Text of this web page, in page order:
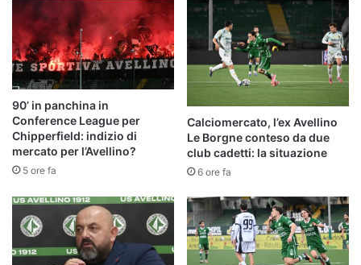
90’ in panchina in
Conference League per
Chipperfield: indizio di
mercato per l’Avellino?
5 ore fa
Calciomercato, l’ex Avellino
Le Borgne conteso da due
club cadetti: la situazione
6 ore fa